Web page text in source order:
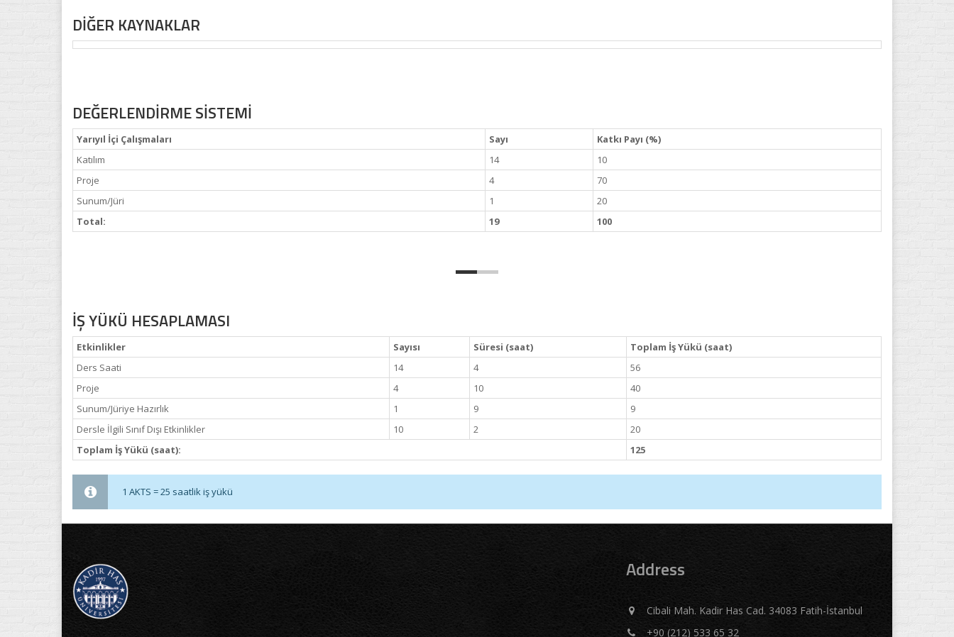
DİĞER KAYNAKLAR
DEĞERLENDİRME SİSTEMİ
Yarıyıl İçi Çalışmaları Sayı
Katkı Payı (%)
Katılım
14
10
Proje
4
70
Sunum/Jüri
1
20
Total:
19 100
İŞ YÜKÜ HESAPLAMASI
Etkinlikler Sayısı Süresi (saat)
Toplam İş Yükü (saat)
Ders Saati
14 4
56
Proje
4 10
40
Sunum/Jüriye Hazırlık
1 9
9
Dersle İlgili Sınıf Dışı Etkinlikler
10 2
20
Toplam İş Yükü (saat):
125
1 AKTS = 25 saatlik iş yükü
Address
Cibali Mah. Kadir Has Cad. 34083 Fatih-İstanbul
+90 (212) 533 65 32